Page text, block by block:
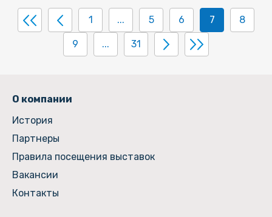
1 ... 5 6 7 8
9 ... 31
О компании
История
Партнеры
Правила посещения выставок
Вакансии
Контакты